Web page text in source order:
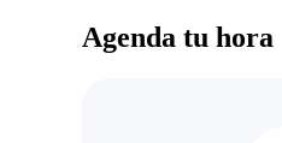
Agenda tu hora